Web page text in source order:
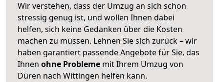
Wir verstehen, dass der Umzug an sich schon
stressig genug ist, und wollen Ihnen dabei
helfen, sich keine Gedanken über die Kosten
machen zu müssen. Lehnen Sie sich zurück – wir
haben garantiert passende Angebote für Sie, das
Ihnen ohne Probleme mit Ihrem Umzug von
Düren nach Wittingen helfen kann.